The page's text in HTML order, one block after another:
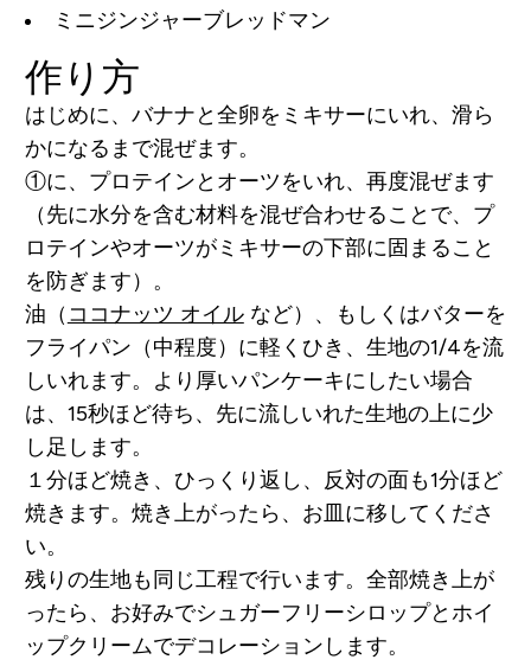
ミニジンジャーブレッドマン
作り方
はじめに、バナナと全卵をミキサーにいれ、滑ら
かになるまで混ぜます。
①に、プロテインとオーツをいれ、再度混ぜます
（先に水分を含む材料を混ぜ合わせることで、プ
ロテインやオーツがミキサーの下部に固まること
を防ぎます）。
油（ ココナッツ オイルなど）、もしくはバターを
フライパン（中程度）に軽くひき、生地の1/4を流
しいれます。より厚いパンケーキにしたい場合
は、15秒ほど待ち、先に流しいれた生地の上に少
し足します。
１分ほど焼き、ひっくり返し、反対の面も1分ほど
焼きます。焼き上がったら、お皿に移してくださ
い。
残りの生地も同じ工程で行います。全部焼き上が
ったら、お好みでシュガーフリーシロップとホイ
ップクリームでデコレーションします。